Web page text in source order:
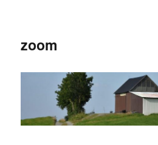
zoom